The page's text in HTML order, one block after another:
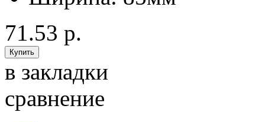
71.53 р.
в закладки
сравнение